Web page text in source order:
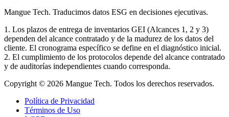
Mangue Tech. Traducimos datos ESG en decisiones ejecutivas.
1. Los plazos de entrega de inventarios GEI (Alcances 1, 2 y 3)
dependen del alcance contratado y de la madurez de los datos del
cliente. El cronograma específico se define en el diagnóstico inicial.
2. El cumplimiento de los protocolos depende del alcance contratado
y de auditorías independientes cuando corresponda.
Copyright © 2026 Mangue Tech. Todos los derechos reservados.
Política de Privacidad
Términos de Uso